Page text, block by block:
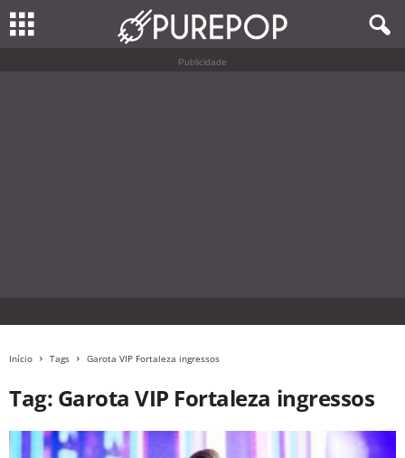
Publicidade
Início Tags Garota VIP Fortaleza ingressos
Tag: Garota VIP Fortaleza ingressos